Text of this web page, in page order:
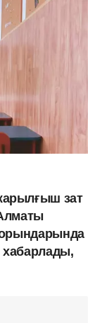
зат
орындарында
хабарлады,